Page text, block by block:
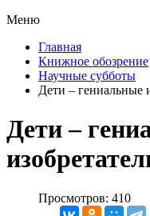
Меню
Главная
Книжное обозрение
Научные субботы
Дети – гениальные
Дети –
Просмотров: 410